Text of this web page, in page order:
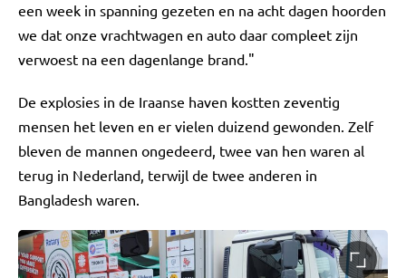
een week in spanning gezeten en na acht dagen hoorden
we dat onze vrachtwagen en auto daar compleet zijn
verwoest na een dagenlange brand."
De explosies in de Iraanse haven kostten zeventig
mensen het leven en er vielen duizend gewonden. Zelf
bleven de mannen ongedeerd, twee van hen waren al
terug in Nederland, terwijl de twee anderen in
Bangladesh waren.